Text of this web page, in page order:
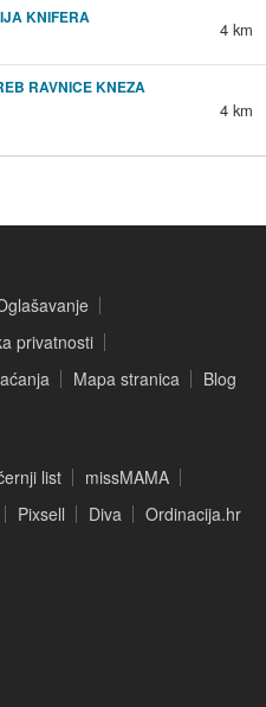
KNIFERA
4 km
RAVNICE KNEZA
4 km
privatnosti
Mapa stranica Blog
list
missMAMA
Pixsell Diva Ordinacija.hr